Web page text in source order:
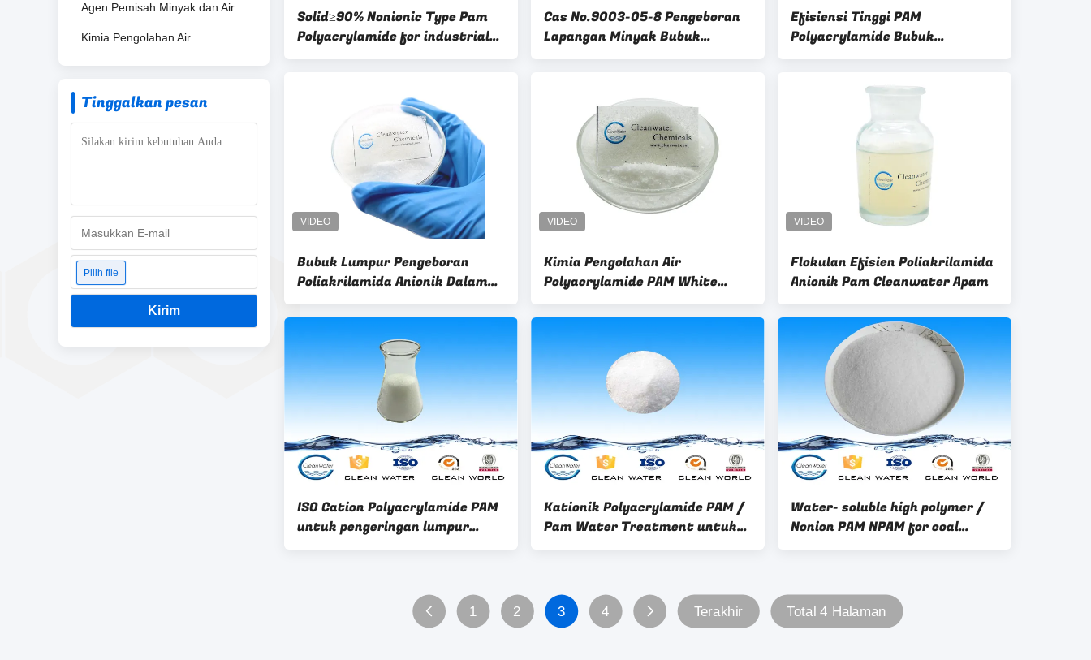
Agen Pemisah Minyak dan Air
Kimia Pengolahan Air
Tinggalkan pesan
Pilih file
Kirim
Solid≥90% Nonionic Type Pam
Polyacrylamide for industrial
wastewater
Cas No.9003-05-8 Pengeboran
Lapangan Minyak Bubuk
Poliakrilamida PAM
Efisiensi Tinggi PAM
Polyacrylamide Bubuk
Berbentuk Pasir Halus CAS Nr
Bubuk Lumpur Pengeboran
Poliakrilamida Anionik Dalam
Agen Bantu Kulit
Kimia Pengolahan Air
Polyacrylamide PAM White
Powder Flokulan Untuk Bubur
Netral
Flokulan Efisien Poliakrilamida
Anionik Pam Cleanwater Apam
ISO Cation Polyacrylamide PAM
untuk pengeringan lumpur
industri
Kationik Polyacrylamide PAM /
Pam Water Treatment untuk
pembuatan kertas
Water- soluble high polymer /
Nonion PAM NPAM for coal
washing
1 2 3 4 Terakhir Total 4 Halaman